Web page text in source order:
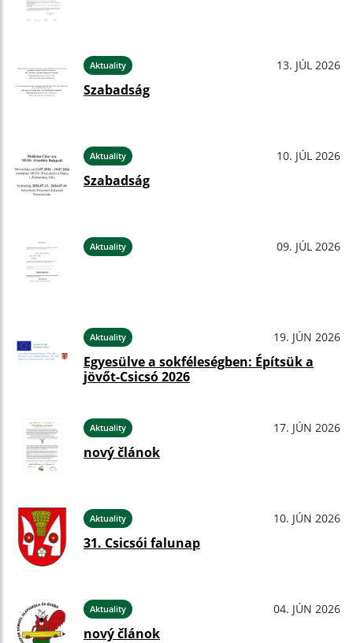
Aktuality 13. JÚL 2026
Szabadság
Aktuality 10. JÚL 2026
Szabadság
Aktuality 09. JÚL 2026
Aktuality 19. JÚN 2026
Egyesülve a sokféleségben: Építsük a
jövőt-Csicsó 2026
Aktuality 17. JÚN 2026
nový článok
Aktuality 10. JÚN 2026
31. Csicsói falunap
Aktuality 04. JÚN 2026
nový článok